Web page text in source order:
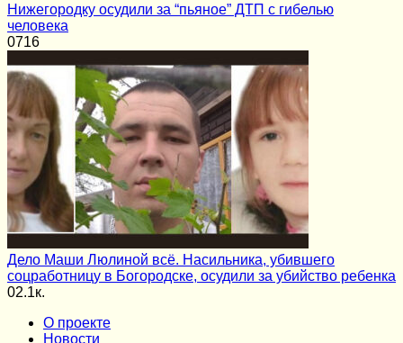
Нижегородку осудили за “пьяное” ДТП с гибелью
человека
0716
Дело Маши Люлиной всё. Насильника, убившего
соцработницу в Богородске, осудили за убийство ребенка
02.1к.
О проекте
Новости